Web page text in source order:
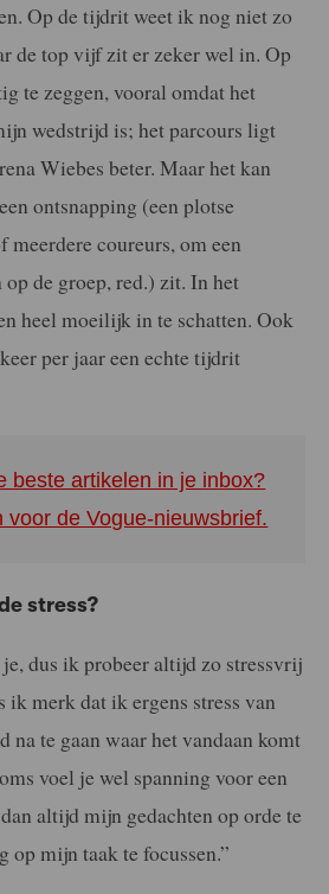
Op de tijdrit weet ik nog niet zo
de top vijf zit er zeker wel in. Op
te zeggen, vooral omdat het
wedstrijd is; het parcours ligt
Wiebes beter. Maar het kan
ontsnapping (een plotse
meerdere coureurs, om een
de groep, red.) zit. In het
heel moeilijk in te schatten. Ook
per jaar een echte tijdrit
beste artikelen in je inbox?
voor de Vogue-nieuwsbrief.
stress?
dus ik probeer altijd zo stressvrij
merk dat ik ergens stress van
te gaan waar het vandaan komt
voel je wel spanning voor een
altijd mijn gedachten op orde te
op mijn taak te focussen.”